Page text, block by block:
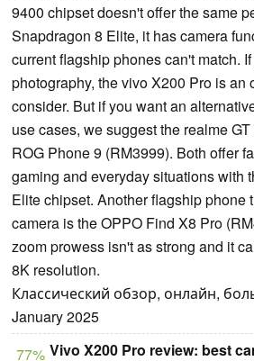
9400 chipset doesn't offer the same
Snapdragon 8 Elite, it has camera
current flagship phones can't match.
photography, the vivo X200 Pro is an
consider. But if you want an
use cases, we suggest the realme
ROG Phone 9 (RM3999). Both offer
gaming and everyday situations with
Elite chipset. Another flagship phone
camera is the OPPO Find X8 Pro
zoom prowess isn't as strong and it
8K resolution.
Классический обзор, онлайн,
January 2025
77% Vivo X200 Pro review: best